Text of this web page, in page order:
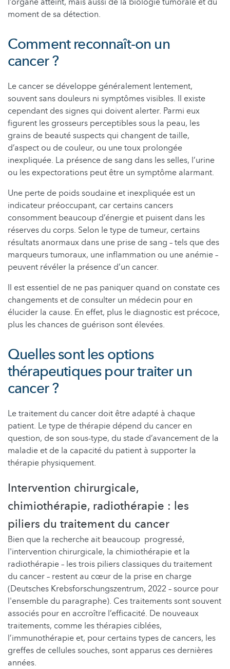
moment de sa détection.
Comment reconnaît-on un
cancer ?
Le cancer se développe généralement lentement,
souvent sans douleurs ni symptômes visibles. Il existe
cependant des signes qui doivent alerter. Parmi eux
figurent les grosseurs perceptibles sous la peau, les
grains de beauté suspects qui changent de taille,
d’aspect ou de couleur, ou une toux prolongée
inexpliquée. La présence de sang dans les selles, l’urine
ou les expectorations peut être un symptôme alarmant.
Une perte de poids soudaine et inexpliquée est un
indicateur préoccupant, car certains cancers
consomment beaucoup d’énergie et puisent dans les
réserves du corps. Selon le type de tumeur, certains
résultats anormaux dans une prise de sang – tels que des
marqueurs tumoraux, une inflammation ou une anémie –
peuvent révéler la présence d’un cancer.
Il est essentiel de ne pas paniquer quand on constate ces
changements et de consulter un médecin pour en
élucider la cause. En effet, plus le diagnostic est précoce,
plus les chances de guérison sont élevées.
Quelles sont les options
thérapeutiques pour traiter un
cancer ?
Le traitement du cancer doit être adapté à chaque
patient. Le type de thérapie dépend du cancer en
question, de son sous-type, du stade d’avancement de la
maladie et de la capacité du patient à supporter la
thérapie physiquement.
Intervention chirurgicale,
chimiothérapie, radiothérapie : les
piliers du traitement du cancer
Bien que la recherche ait beaucoup progressé,
l'intervention chirurgicale, la chimiothérapie et la
radiothérapie – les trois piliers classiques du traitement
du cancer – restent au cœur de la prise en charge
(Deutsches Krebsforschungszentrum, 2022 – source pour
l'ensemble du paragraphe). Ces traitements sont souvent
associés pour en accroître l’efficacité. De nouveaux
traitements, comme les thérapies ciblées,
l’immunothérapie et, pour certains types de cancers, les
greffes de cellules souches, sont apparus ces dernières
années.